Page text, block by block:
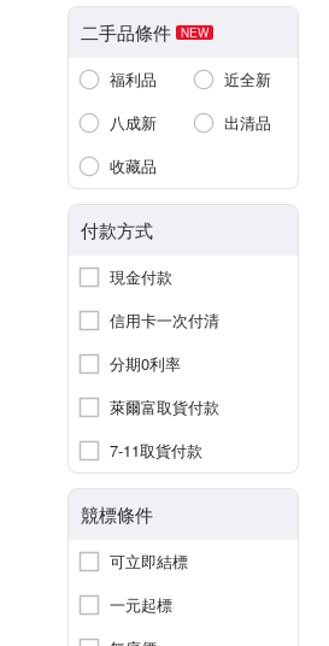
二手品條件 NEW
福利品
近全新
八成新
出清品
收藏品
付款方式
現金付款
信用卡一次付清
分期0利率
萊爾富取貨付款
7-11取貨付款
競標條件
可立即結標
一元起標